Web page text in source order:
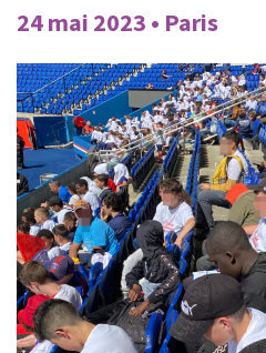
24 mai 2023 • Paris